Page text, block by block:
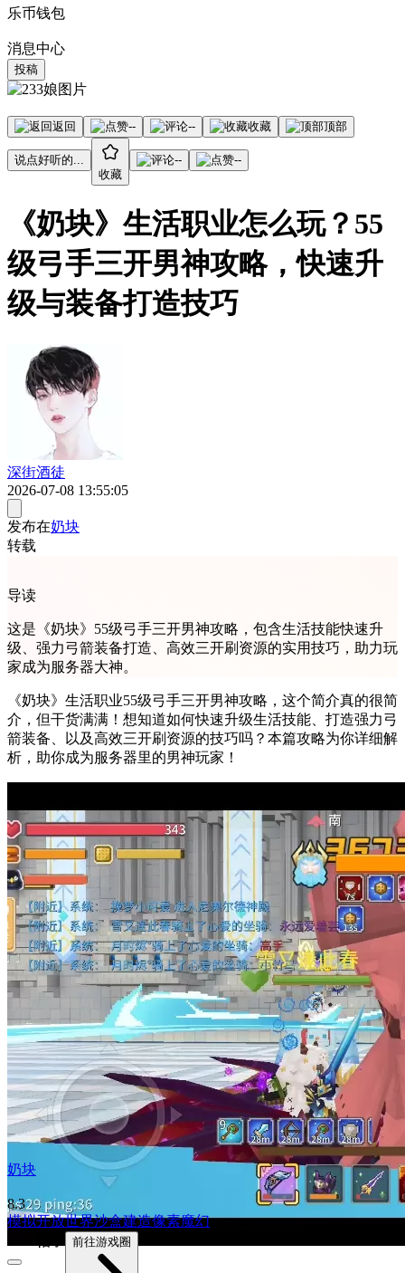
乐币钱包
消息中心
投稿
返回 -- -- 收藏 顶部
说点好听的...
收藏
-- --
《奶块》生活职业怎么玩？55
级弓手三开男神攻略，快速升
级与装备打造技巧
深街酒徒
2026-07-08 13:55:05
发布在奶块
转载
导读
这是《奶块》55级弓手三开男神攻略，包含生活技能快速升
级、强力弓箭装备打造、高效三开刷资源的实用技巧，助力玩
家成为服务器大神。
《奶块》生活职业55级弓手三开男神攻略，这个简介真的很简
介，但干货满满！想知道如何快速升级生活技能、打造强力弓
箭装备、以及高效三开刷资源的技巧吗？本篇攻略为你详细解
析，助你成为服务器里的男神玩家！
奶块
8.3
模拟开放世界沙盒建造像素魔幻
前往游戏圈